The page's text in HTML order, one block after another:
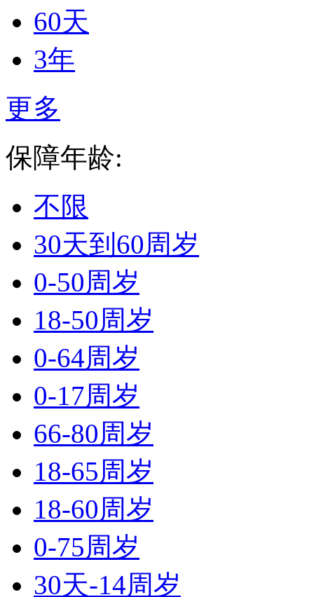
60天
3年
更多
保障年龄:
不限
30天到60周岁
0-50周岁
18-50周岁
0-64周岁
0-17周岁
66-80周岁
18-65周岁
18-60周岁
0-75周岁
30天-14周岁